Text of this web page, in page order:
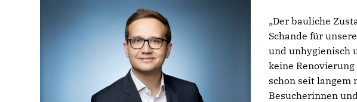
Der bauliche
Schande für
und unhygienisch
keine
schon seit langem
Besucherinnen